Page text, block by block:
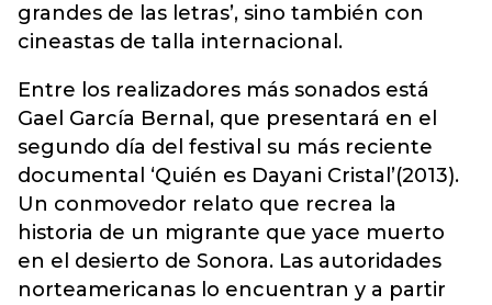
grandes de las letras’, sino también con
cineastas de talla internacional.
Entre los realizadores más sonados está
Gael García Bernal, que presentará en el
segundo día del festival su más reciente
documental ‘Quién es Dayani Cristal’(2013).
Un conmovedor relato que recrea la
historia de un migrante que yace muerto
en el desierto de Sonora. Las autoridades
norteamericanas lo encuentran y a partir